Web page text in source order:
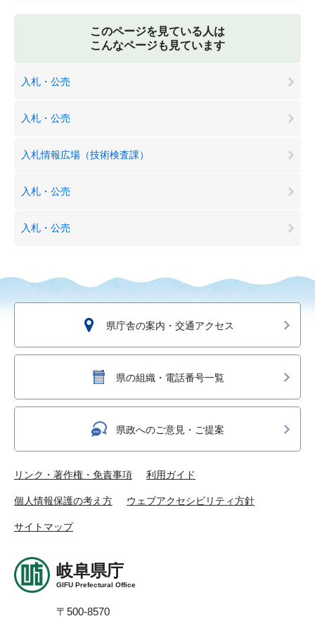
このページを見ている人は
こんなページも見ています
入札・公売
入札・公売
入札情報広場（技術検査課）
入札・公売
入札・公売
県庁舎の案内・交通アクセス
県の組織・電話番号一覧
県政へのご意見・ご提案
リンク・著作権・免責事項 利用ガイド
個人情報保護の考え方 ウェブアクセシビリティ方針
サイトマップ
岐阜県庁
GIFU Prefectural Office
〒500-8570